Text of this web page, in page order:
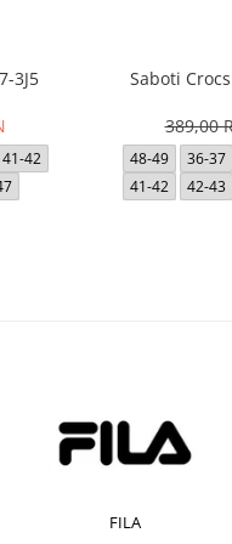
3J5
41-42
Saboti
389,00
48-49 36-37
41-42
42-43
FILA